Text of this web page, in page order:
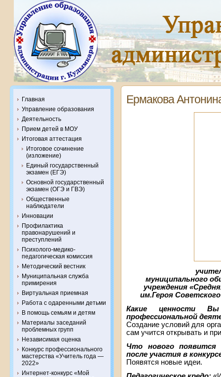
Главная
Управление образования
Деятельность
Прием детей в МОУ
Итоговая аттестация
Итоговое сочинение
(изложение)
Единый государственный
экзамен (ЕГЭ)
Основной государственный
экзамен (ОГЭ и ГВЭ)
Общественные
наблюдатели
Инновации
Профилактика
правонарушений и
преступлений
Психолого-медико-
педагогическая комиссия
Методический вестник
Муниципальная служба
примирения
Виртуальная приемная
Работа с одаренными детьми
В помощь семьям и детям
Материалы заседаний
проблемных групп
Независимая оценка
Конкурс профессионального
мастерства «Учитель года —
2022»
Интернет-конкурс «Мой
Ермакова
муниципального
учреждения
им.Героя
Какие ценности
профессиональной
Создание условий для
сам учится открывать и
Что нового появится
после участия в
Появятся новые идеи.